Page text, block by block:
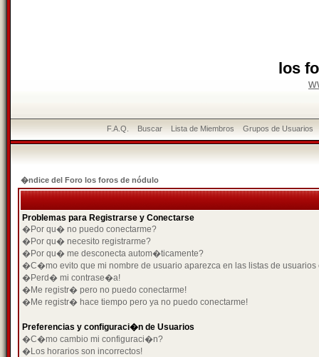
los
F.A.Q. Buscar Lista de Miembros Grupos de Usuarios
�ndice del Foro los foros de nódulo
Problemas para Registrarse y Conectarse
�Por qu� no puedo conectarme?
�Por qu� necesito registrarme?
�Por qu� me desconecta autom�ticamente?
�C�mo evito que mi nombre de usuario aparezca en las listas de usuarios
�Perd� mi contrase�a!
�Me registr� pero no puedo conectarme!
�Me registr� hace tiempo pero ya no puedo conectarme!
Preferencias y configuraci�n de Usuarios
�C�mo cambio mi configuraci�n?
�Los horarios son incorrectos!